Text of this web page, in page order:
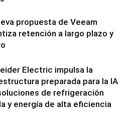
propuesta de Veeam
retención a largo plazo y
Electric impulsa la
preparada para la IA
de refrigeración
y energía de alta eficiencia